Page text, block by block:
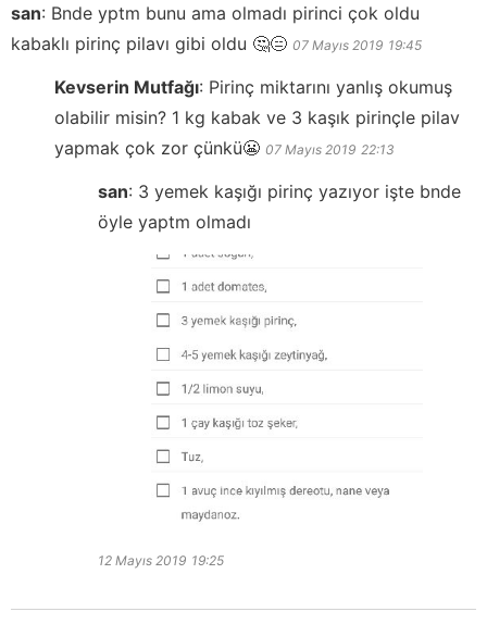
san: Bnde yptm bunu ama olmadı pirinci çok oldu
kabaklı pirinç pilavı gibi oldu 🤔😑 07 Mayıs 2019 19:45
Kevserin Mutfağı: Pirinç miktarını yanlış okumuş
olabilir misin? 1 kg kabak ve 3 kaşık pirinçle pilav
yapmak çok zor çünkü😬 07 Mayıs 2019 22:13
san: 3 yemek kaşığı pirinç yazıyor işte bnde
öyle yaptm olmadı
12 Mayıs 2019 19:25